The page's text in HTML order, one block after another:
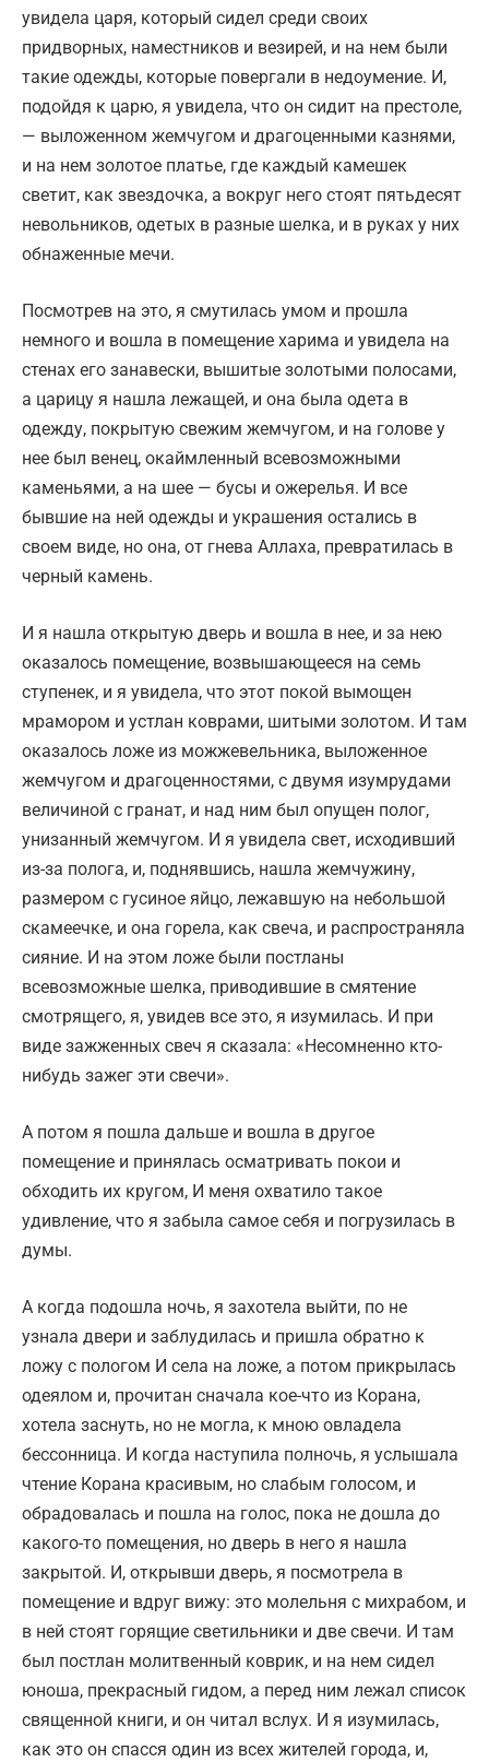
увидела царя, который сидел среди своих
придворных, наместников и везирей, и на нем были
такие одежды, которые повергали в недоумение. И,
подойдя к царю, я увидела, что он сидит на престоле,
— выложенном жемчугом и драгоценными казнями,
и на нем золотое платье, где каждый камешек
светит, как звездочка, а вокруг него стоят пятьдесят
невольников, одетых в разные шелка, и в руках у них
обнаженные мечи.
Посмотрев на это, я смутилась умом и прошла
немного и вошла в помещение харима и увидела на
стенах его занавески, вышитые золотыми полосами,
а царицу я нашла лежащей, и она была одета в
одежду, покрытую свежим жемчугом, и на голове у
нее был венец, окаймленный всевозможными
каменьями, а на шее — бусы и ожерелья. И все
бывшие на ней одежды и украшения остались в
своем виде, но она, от гнева Аллаха, превратилась в
черный камень.
И я нашла открытую дверь и вошла в нее, и за нею
оказалось помещение, возвышающееся на семь
ступенек, и я увидела, что этот покой вымощен
мрамором и устлан коврами, шитыми золотом. И там
оказалось ложе из можжевельника, выложенное
жемчугом и драгоценностями, с двумя изумрудами
величиной с гранат, и над ним был опущен полог,
унизанный жемчугом. И я увидела свет, исходивший
из-за полога, и, поднявшись, нашла жемчужину,
размером с гусиное яйцо, лежавшую на небольшой
скамеечке, и она горела, как свеча, и распространяла
сияние. И на этом ложе были постланы
всевозможные шелка, приводившие в смятение
смотрящего, я, увидев все это, я изумилась. И при
виде зажженных свеч я сказала: «Несомненно кто-
нибудь зажег эти свечи».
А потом я пошла дальше и вошла в другое
помещение и принялась осматривать покои и
обходить их кругом, И меня охватило такое
удивление, что я забыла самое себя и погрузилась в
думы.
А когда подошла ночь, я захотела выйти, по не
узнала двери и заблудилась и пришла обратно к
ложу с пологом И села на ложе, а потом прикрылась
одеялом и, прочитан сначала кое-что из Корана,
хотела заснуть, но не могла, к мною овладела
бессонница. И когда наступила полночь, я услышала
чтение Корана красивым, но слабым голосом, и
обрадовалась и пошла на голос, пока не дошла до
какого-то помещения, но дверь в него я нашла
закрытой. И, открывши дверь, я посмотрела в
помещение и вдруг вижу: это молельня с михрабом, и
в ней стоят горящие светильники и две свечи. И там
был постлан молитвенный коврик, и на нем сидел
юноша, прекрасный гидом, а перед ним лежал список
священной книги, и он читал вслух. И я изумилась,
как это он спасся один из всех жителей города, и,